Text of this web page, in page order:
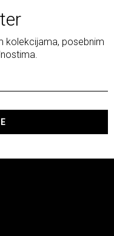
kolekcijama, posebnim